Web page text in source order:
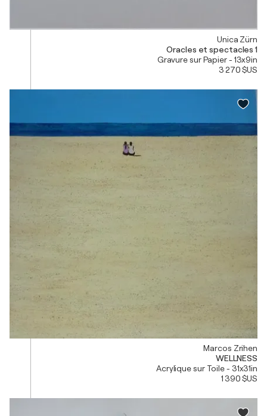
Unica Zürn
Oracles et spectacles 1
Gravure sur Papier - 13x9in
3 270 $US
Marcos Zrihen
WELLNESS
Acrylique sur Toile - 31x31in
1 390 $US